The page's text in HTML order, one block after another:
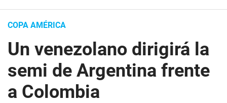
COPA AMÉRICA
Un venezolano dirigirá la
semi de Argentina frente
a Colombia